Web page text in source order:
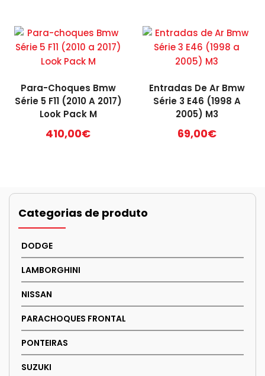
Para-Choques Bmw
Série 5 F11 (2010 A 2017)
Look Pack M
410,00€
Entradas De Ar Bmw
Série 3 E46 (1998 A
2005) M3
69,00€
Categorias de produto
DODGE
LAMBORGHINI
NISSAN
PARACHOQUES FRONTAL
PONTEIRAS
SUZUKI